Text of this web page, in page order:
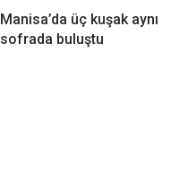
Manisa’da üç kuşak aynı
sofrada buluştu